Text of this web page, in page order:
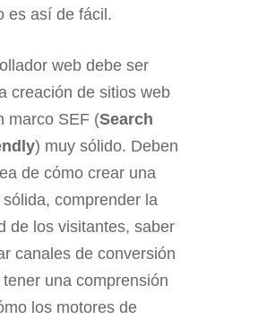
es así de fácil.
web debe ser
creación de sitios web
marco SEF (Search
) muy sólido. Deben
de cómo crear una
comprender la
de los visitantes, saber
canales de conversión
una comprensión
los motores de